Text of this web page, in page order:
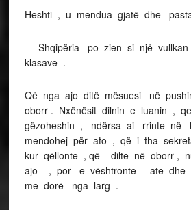
Heshti , u mendua gjatë dhe
_ Shqipëria po zien si një
klasave .
Që nga ajo ditë mësuesi në
oborr . Nxënësit dilnin e luanin ,
gëzoheshin , ndërsa ai rrinte në
mendohej për ato , që i tha
kur qëllonte , që dilte në oborr ,
ajo , por e vështronte ate dhe
me dorë nga larg .